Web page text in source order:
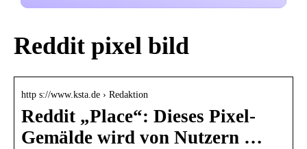
Reddit pixel bild
http s://www.ksta.de › Redaktion
Reddit „Place“: Dieses Pixel-
Gemälde wird von Nutzern …